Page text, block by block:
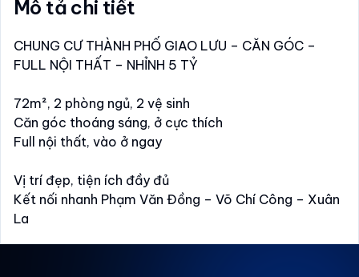
Mô tả chi tiết
CHUNG CƯ THÀNH PHỐ GIAO LƯU – CĂN GÓC –
FULL NỘI THẤT – NHỈNH 5 TỶ
72m², 2 phòng ngủ, 2 vệ sinh
Căn góc thoáng sáng, ở cực thích
Full nội thất, vào ở ngay
Vị trí đẹp, tiện ích đầy đủ
Kết nối nhanh Phạm Văn Đồng – Võ Chí Công – Xuân
La